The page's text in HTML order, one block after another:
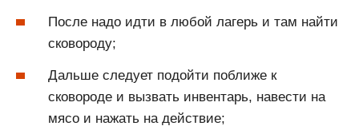
После надо идти в любой лагерь и там найти
сковороду;
Дальше следует подойти поближе к
сковороде и вызвать инвентарь, навести на
мясо и нажать на действие;